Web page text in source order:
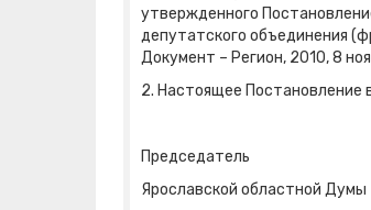
утвержденного
депутатского объединения
Документ – Регион, 2010, 8
2. Настоящее Постановление
Председатель
Ярославской